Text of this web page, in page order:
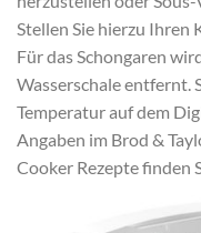
Stellen Sie hierzu
Für das Schongaren
Wasserschale entfernt.
Temperatur auf dem
Angaben im Brod &
Cooker Rezepte finden